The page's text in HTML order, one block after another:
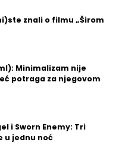
znali o filmu „Širom
Minimalizam nije
potraga za njegovom
i Sworn Enemy: Tri
u jednu noć